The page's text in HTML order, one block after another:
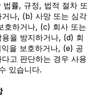
률, 규정, 법적 절차 또
나, (b) 사망 또는 심각
호하거나, (c) 회사 또는
을 방지하거나, (d) 회
을 보호하거나, (e) 공
고 판단하는 경우 사용
있습니다.